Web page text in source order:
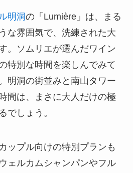
明洞の「Lumière」は、まる
な雰囲気で、洗練された大
。ソムリエが選んだワイン
特別な時間を楽しんでみて
明洞の街並みと南山タワー
間は、まさに大人だけの極
でしょう。
ップル向けの特別プランも
ェルカムシャンパンやフル